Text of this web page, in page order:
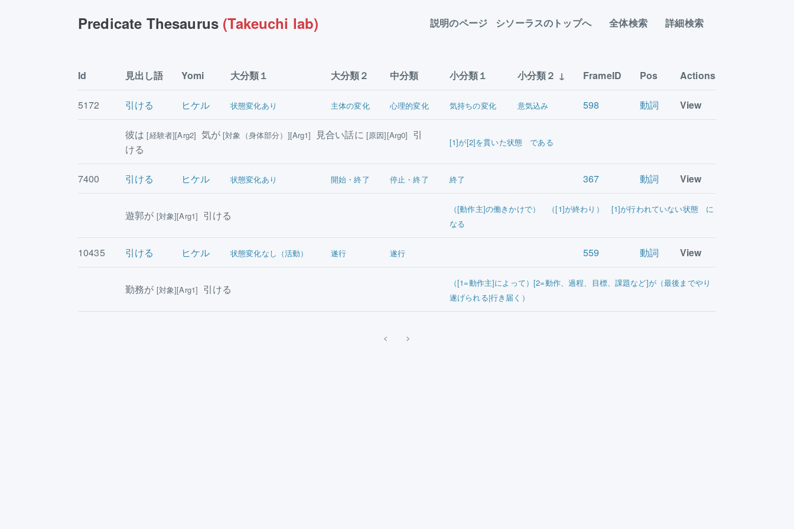
Predicate Thesaurus (Takeuchi lab) 説明のページ シソーラスのトップへ 全体検索 詳細検索
Id 見出し語 Yomi 大分類１ 大分類２ 中分類 小分類１ 小分類２ FrameID Pos Actions
5172 引ける ヒケル 状態変化あり 主体の変化 心理的変化 気持ちの変化 意気込み 598 動詞 View
彼は[経験者][Arg2] 気が[対象（身体部分）][Arg1] 見合い話に [原因][Arg0] 引
ける
[1]が[2]を貫いた状態 である
7400 引ける ヒケル 状態変化あり 開始・終了 停止・終了 終了 367 動詞 View
遊郭が [対象][Arg1] 引ける
（[動作主]の働きかけで） （[1]が終わり） [1]が行われていない状態 に
なる
10435 引ける ヒケル 状態変化なし（活動） 遂行 遂行 559 動詞 View
勤務が [対象][Arg1] 引ける
（[1=動作主]によって）[2=動作、過程、目標、課題など]が（最後までやり
遂げられる|行き届く）
< >